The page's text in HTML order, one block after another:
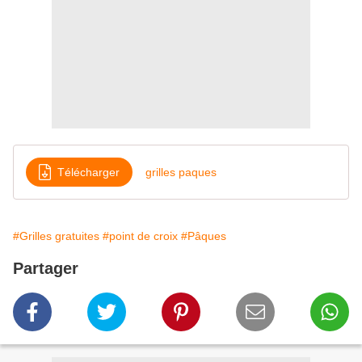
Télécharger grilles paques
#Grilles gratuites #point de croix #Pâques
Partager